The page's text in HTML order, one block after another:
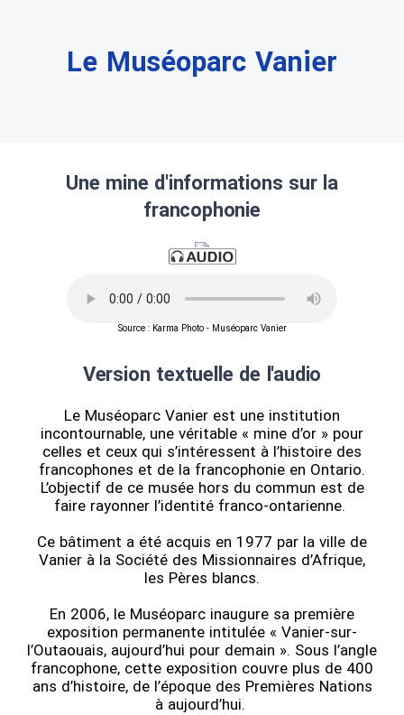
Le Muséoparc Vanier
Une mine d'informations sur la
francophonie
Source : Karma Photo - Muséoparc Vanier
Version textuelle de l'audio
Le Muséoparc Vanier est une institution
incontournable, une véritable « mine d’or » pour
celles et ceux qui s’intéressent à l’histoire des
francophones et de la francophonie en Ontario.
L’objectif de ce musée hors du commun est de
faire rayonner l’identité franco-ontarienne.
Ce bâtiment a été acquis en 1977 par la ville de
Vanier à la Société des Missionnaires d’Afrique,
les Pères blancs.
En 2006, le Muséoparc inaugure sa première
exposition permanente intitulée « Vanier-sur-
l’Outaouais, aujourd’hui pour demain ». Sous l’angle
francophone, cette exposition couvre plus de 400
ans d’histoire, de l’époque des Premières Nations
à aujourd’hui.